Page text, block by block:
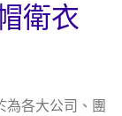
衛衣
為各大公司、團